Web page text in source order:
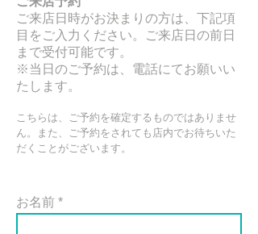
ご来店日時がお決まりの方は、下記項
目をご入力ください。
ご来店日の前日
まで受付可能です。
​※当日のご予約は、電話にてお願いい
たします。
​こちらは、ご予約を確定するものではありませ
ん。また、ご予約をされても店内でお待ちいた
だくことがございます。
お名前